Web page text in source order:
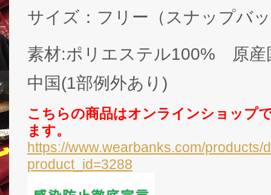
サイズ：フリー（スナップバ
素材:ポリエステル100% 原産
中国(1部例外あり)
こちらの商品はオンラインショップ
ます。
https://www.wearbanks.com/products/
product_id=3288